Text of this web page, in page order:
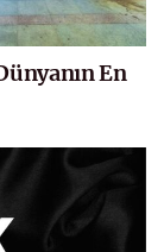
En